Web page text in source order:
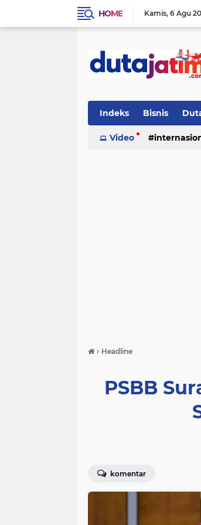
HOME Kamis 6 Agu
Indeks Bisnis
Video
› Headline
PSBB
komentar